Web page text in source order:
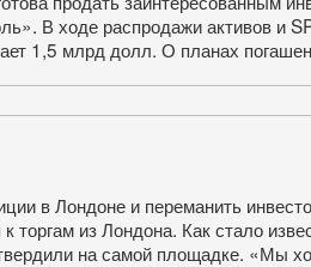
В ходе распродажи активов и
1,5 млрд долл. О планах
в Лондоне и переманить
торгам из Лондона. Как стало
на самой площадке. «Мы